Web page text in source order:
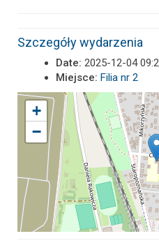
Szczegóły wydarzenia
Date: 2025-12-04
Miejsce: Filia nr 2
+
−